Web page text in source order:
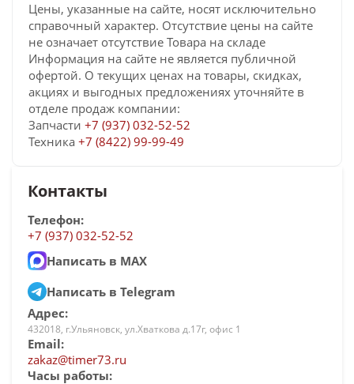
Цены, указанные на сайте, носят исключительно
справочный характер. Отсутствие цены на сайте
не означает отсутствие Товара на складе
Информация на сайте не является публичной
офертой. О текущих ценах на товары, скидках,
акциях и выгодных предложениях уточняйте в
отделе продаж компании:
Запчасти +7 (937) 032-52-52
Техника +7 (8422) 99-99-49
Контакты
Телефон:
+7 (937) 032-52-52
Написать в MAX
Написать в Telegram
Адрес:
432018, г.Ульяновск, ул.Хваткова д.17г, офис 1
Email:
zakaz@timer73.ru
Часы работы: